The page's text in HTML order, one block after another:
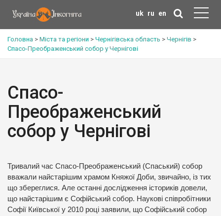
uk ru en
Головна > Міста та регіони > Чернігівська область > Чернігів >
Спасо-Преображенський собор у Чернігові
Спасо-
Преображенський
собор у Чернігові
Тривалий час Спасо-Преображенський (Спаський) собор
вважали найстарішим храмом Княжої Доби, звичайно, із тих
що збереглися. Але останні дослідження істориків довели,
що найстарішим є Софійський собор. Наукові співробітники
Софії Київської у 2010 році заявили, що Софійський собор